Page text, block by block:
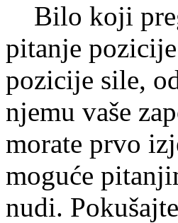
Bilo koji
pitanje
pozicije sile,
njemu vaše
morate prvo
moguće
nudi.